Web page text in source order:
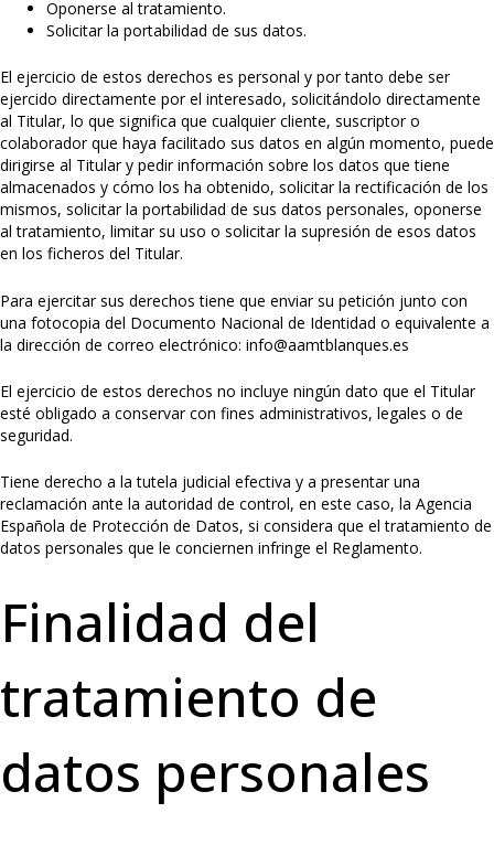
Oponerse al tratamiento.
Solicitar la portabilidad de sus datos.
El ejercicio de estos derechos es personal y por tanto debe ser
ejercido directamente por el interesado, solicitándolo directamente
al Titular, lo que significa que cualquier cliente, suscriptor o
colaborador que haya facilitado sus datos en algún momento, puede
dirigirse al Titular y pedir información sobre los datos que tiene
almacenados y cómo los ha obtenido, solicitar la rectificación de los
mismos, solicitar la portabilidad de sus datos personales, oponerse
al tratamiento, limitar su uso o solicitar la supresión de esos datos
en los ficheros del Titular.
Para ejercitar sus derechos tiene que enviar su petición junto con
una fotocopia del Documento Nacional de Identidad o equivalente a
la dirección de correo electrónico: info@aamtblanques.es
El ejercicio de estos derechos no incluye ningún dato que el Titular
esté obligado a conservar con fines administrativos, legales o de
seguridad.
Tiene derecho a la tutela judicial efectiva y a presentar una
reclamación ante la autoridad de control, en este caso, la Agencia
Española de Protección de Datos, si considera que el tratamiento de
datos personales que le conciernen infringe el Reglamento.
Finalidad del
tratamiento de
datos personales